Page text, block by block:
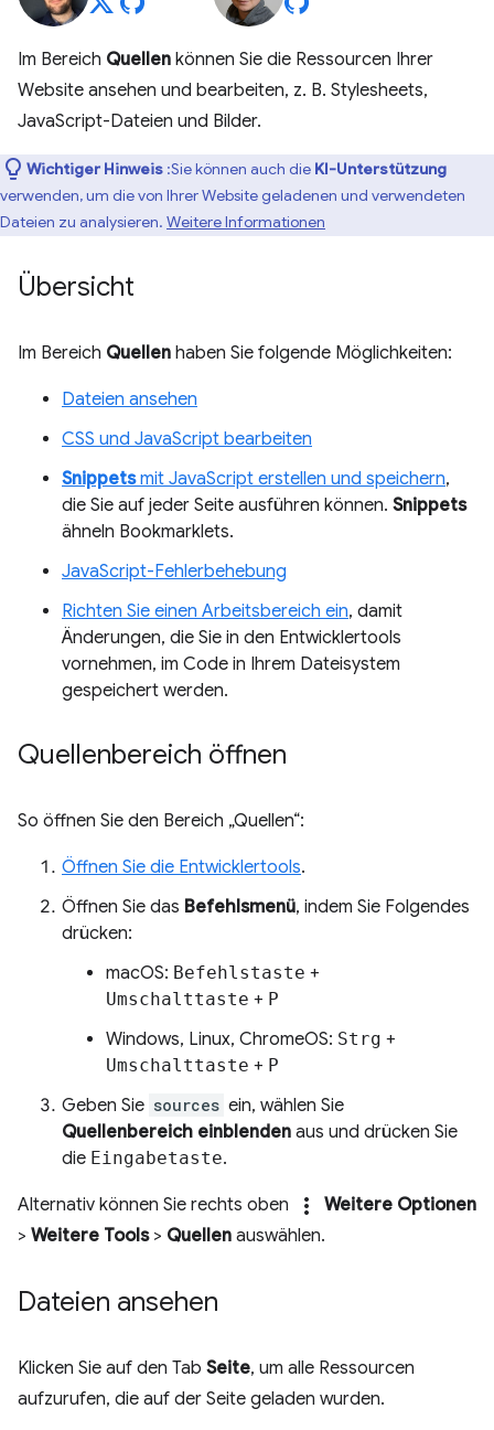
Im Bereich Quellen können Sie die Ressourcen Ihrer
Website ansehen und bearbeiten, z. B. Stylesheets,
JavaScript-Dateien und Bilder.
Wichtiger Hinweis :Sie können auch die KI-Unterstützung
verwenden, um die von Ihrer Website geladenen und verwendeten
Dateien zu analysieren. Weitere Informationen
Übersicht
Im Bereich Quellen haben Sie folgende Möglichkeiten:
Dateien ansehen
CSS und JavaScript bearbeiten
Snippetsmit JavaScript erstellen und speichern,
die Sie auf jeder Seite ausführen können. Snippets
ähneln Bookmarklets.
JavaScript-Fehlerbehebung
Richten Sie einen Arbeitsbereich ein, damit
Änderungen, die Sie in den Entwicklertools
vornehmen, im Code in Ihrem Dateisystem
gespeichert werden.
Quellenbereich öffnen
So öffnen Sie den Bereich „Quellen“:
Öffnen Sie die Entwicklertools.
Öffnen Sie das Befehlsmenü, indem Sie Folgendes
drücken:
macOS: Befehlstaste +
Umschalttaste + P
Windows, Linux, ChromeOS: Strg +
Umschalttaste + P
Geben Sie sources ein, wählen Sie
Quellenbereich einblenden aus und drücken Sie
die Eingabetaste.
Alternativ können Sie rechts oben more_vert
Weitere Optionen
> Weitere Tools> Quellen auswählen.
Dateien ansehen
Klicken Sie auf den Tab Seite, um alle Ressourcen
aufzurufen, die auf der Seite geladen wurden.